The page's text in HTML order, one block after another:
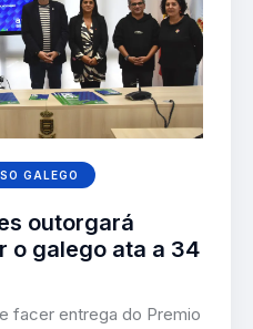
GALEGO
outorgará
o galego ata a 34
facer entrega do Premio